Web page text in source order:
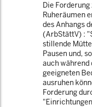
Die
Ruheräumen
des Anhangs
(ArbStättV) :
stillende
Pausen und,
auch
geeigneten
ausruhen
Forderung